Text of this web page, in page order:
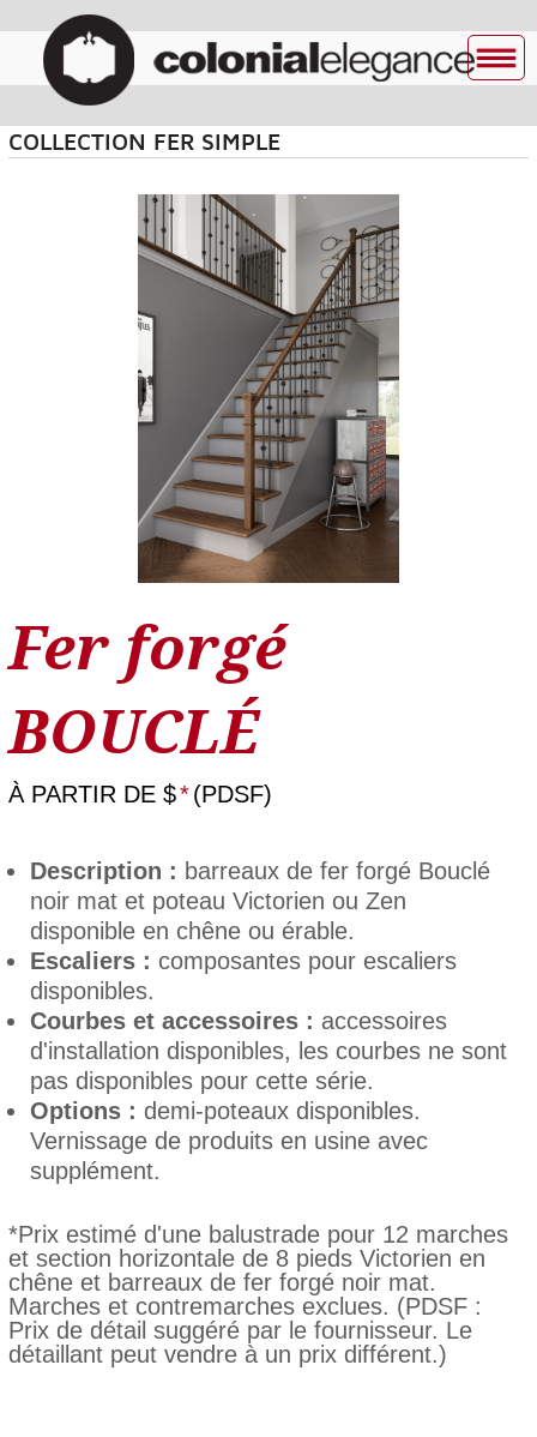
COLLECTION FER SIMPLE
Fer forgé
BOUCLÉ
À PARTIR DE $*(PDSF)
Description : barreaux de fer forgé Bouclé
noir mat et poteau Victorien ou Zen
disponible en chêne ou érable.
Escaliers : composantes pour escaliers
disponibles.
Courbes et accessoires : accessoires
d'installation disponibles, les courbes ne sont
pas disponibles pour cette série.
Options : demi-poteaux disponibles.
Vernissage de produits en usine avec
supplément.
*Prix estimé d'une balustrade pour 12 marches
et section horizontale de 8 pieds Victorien en
chêne et barreaux de fer forgé noir mat.
Marches et contremarches exclues. (PDSF :
Prix de détail suggéré par le fournisseur. Le
détaillant peut vendre à un prix différent.)